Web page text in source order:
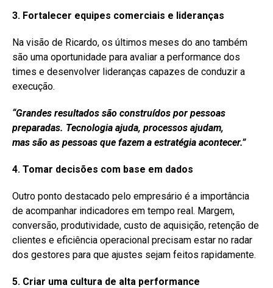
3. Fortalecer equipes comerciais e lideranças
Na visão de Ricardo, os últimos meses do ano também
são uma oportunidade para avaliar a performance dos
times e desenvolver lideranças capazes de conduzir a
execução.
“Grandes resultados são construídos por pessoas
preparadas. Tecnologia ajuda, processos ajudam,
mas são as pessoas que fazem a estratégia acontecer.”
4. Tomar decisões com base em dados
Outro ponto destacado pelo empresário é a importância
de acompanhar indicadores em tempo real. Margem,
conversão, produtividade, custo de aquisição, retenção de
clientes e eficiência operacional precisam estar no radar
dos gestores para que ajustes sejam feitos rapidamente.
5. Criar uma cultura de alta performance